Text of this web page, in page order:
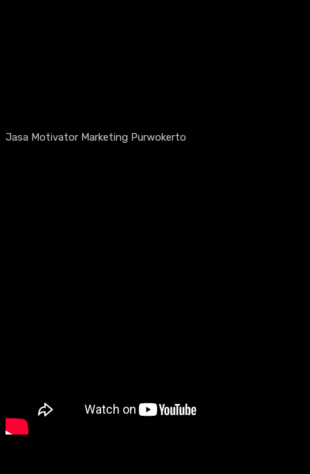
Jasa Motivator Marketing Purwokerto